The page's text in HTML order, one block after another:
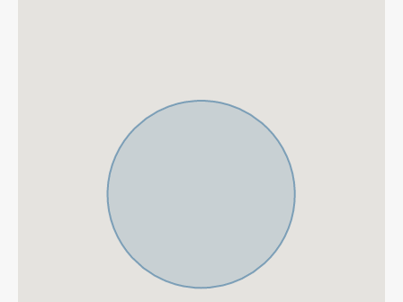
es una de las comunidades más